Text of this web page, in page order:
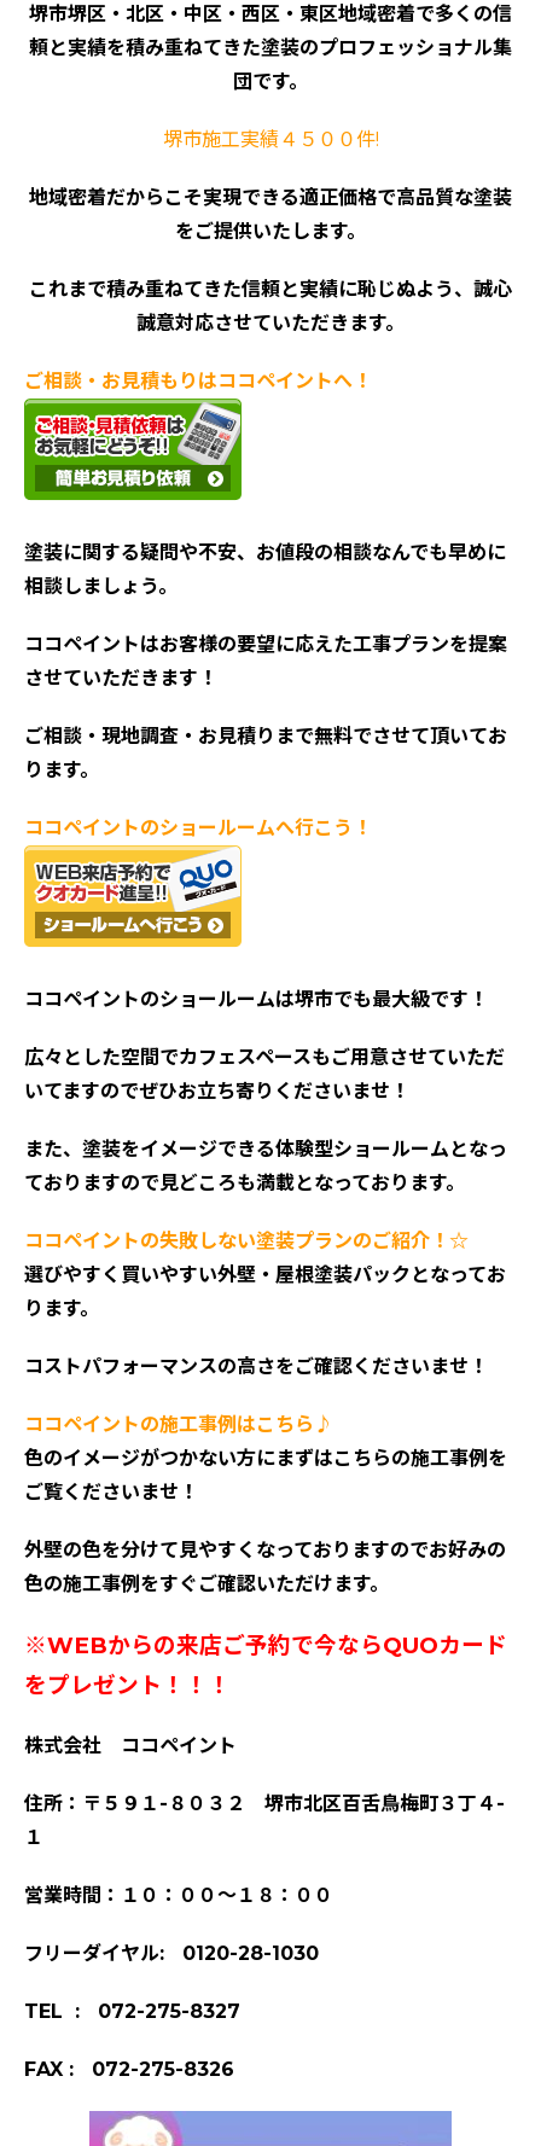
堺市堺区・北区・中区・西区・東区地域密着で多くの信
頼と実績を積み重ねてきた塗装のプロフェッショナル集
団です。
堺市施工実績４５００件!
地域密着だからこそ実現できる適正価格で高品質な塗装
をご提供いたします。
これまで積み重ねてきた信頼と実績に恥じぬよう、誠心
誠意対応させていただきます。
ご相談・お見積もりはココペイントへ！
塗装に関する疑問や不安、お値段の相談なんでも早めに
相談しましょう。
ココペイントはお客様の要望に応えた工事プランを提案
させていただきます！
ご相談・現地調査・お見積りまで無料でさせて頂いてお
ります。
ココペイントのショールームへ行こう！
ココペイントのショールームは堺市でも最大級です！
広々とした空間でカフェスペースもご用意させていただ
いてますのでぜひお立ち寄りくださいませ！
また、塗装をイメージできる体験型ショールームとなっ
ておりますので見どころも満載となっております。
ココペイントの失敗しない塗装プランのご紹介！☆
選びやすく買いやすい外壁・屋根塗装パックとなってお
ります。
コストパフォーマンスの高さをご確認くださいませ！
ココペイントの施工事例はこちら♪
色のイメージがつかない方にまずはこちらの施工事例を
ご覧くださいませ！
外壁の色を分けて見やすくなっておりますのでお好みの
色の施工事例をすぐご確認いただけます。
※WEBからの来店ご予約で今ならQUOカード
をプレゼント！！！
株式会社 ココペイント
住所：〒５９１-８０３２ 堺市北区百舌鳥梅町３丁４-
１
営業時間：１０：００～１８：００
フリーダイヤル: 0120-28-1030
TEL : 072-275-8327
FAX : 072-275-8326